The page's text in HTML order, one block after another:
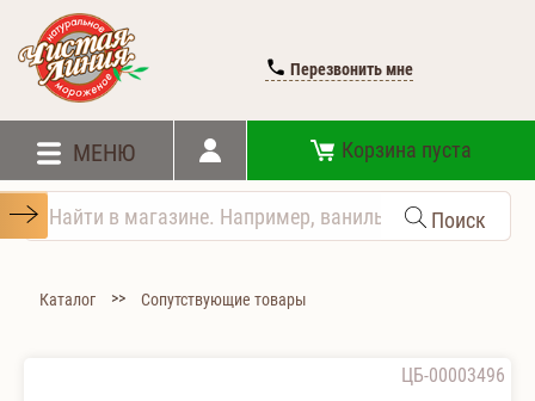
Перезвонить мне
МЕНЮ Корзина пуста
Поиск
Каталог >> Сопутствующие товары
ЦБ-00003496